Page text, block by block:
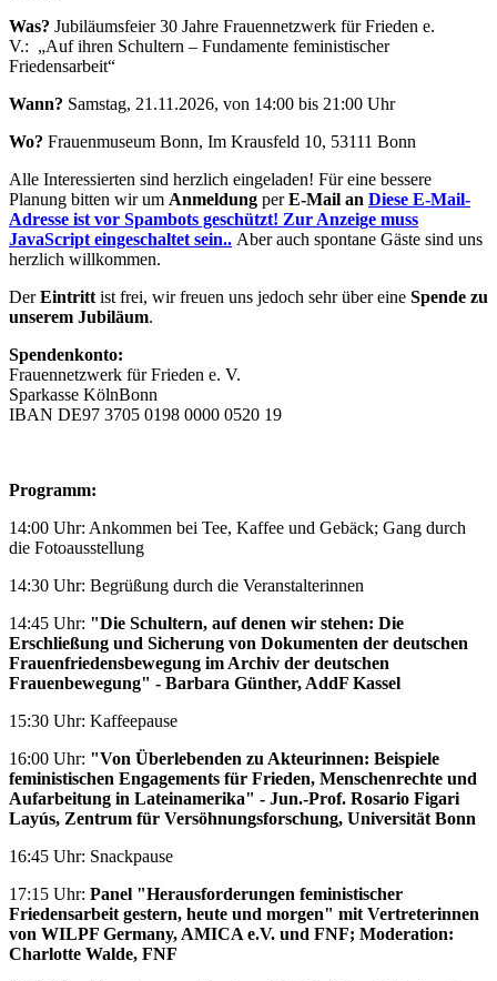
Was? Jubiläumsfeier 30 Jahre Frauennetzwerk für Frieden e.
V.: „Auf ihren Schultern – Fundamente feministischer
Friedensarbeit“
Wann? Samstag, 21.11.2026, von 14:00 bis 21:00 Uhr
Wo? Frauenmuseum Bonn, Im Krausfeld 10, 53111 Bonn
Alle Interessierten sind herzlich eingeladen! Für eine bessere
Planung bitten wir um Anmeldung perE-Mail an Diese E-Mail-
Adresse ist vor Spambots geschützt! Zur Anzeige muss
JavaScript eingeschaltet sein.. Aber auch spontane Gäste sind uns
herzlich willkommen.
DerEintritt ist frei, wir freuen uns jedoch sehr über eine Spende zu
unserem Jubiläum.
Spendenkonto:
Frauennetzwerk für Frieden e. V.
Sparkasse KölnBonn
IBAN DE97 3705 0198 0000 0520 19
Programm:
14:00 Uhr: Ankommen bei Tee, Kaffee und Gebäck; Gang durch
die Fotoausstellung
14:30 Uhr: Begrüßung durch die Veranstalterinnen
14:45 Uhr: "Die Schultern, auf denen wir stehen: Die
Erschließung und Sicherung von Dokumenten der deutschen
Frauenfriedensbewegung im Archiv der deutschen
Frauenbewegung" - Barbara Günther, AddF Kassel
15:30 Uhr: Kaffeepause
16:00 Uhr: "Von Überlebenden zu Akteurinnen: Beispiele
feministischen Engagements für Frieden, Menschenrechte und
Aufarbeitung in Lateinamerika" - Jun.-Prof. Rosario Figari
Layús, Zentrum für Versöhnungsforschung, Universität Bonn
16:45 Uhr: Snackpause
17:15 Uhr: Panel "Herausforderungen feministischer
Friedensarbeit gestern, heute und morgen" mit Vertreterinnen
von WILPF Germany, AMICA e.V. und FNF; Moderation:
Charlotte Walde, FNF